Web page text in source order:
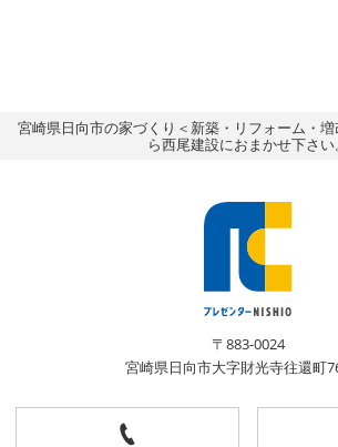
宮崎県日向市の家づくり＜新築・リフォーム・
ら西尾建設におまかせ下さい
〒883-0024
宮崎県日向市大字財光寺往還町